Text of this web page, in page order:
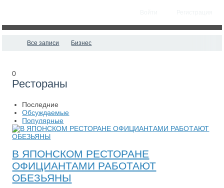
Все записи Бизнес
0
Рестораны
Последние
Обсуждаемые
Популярные
В ЯПОНСКОМ РЕСТОРАНЕ
ОФИЦИАНТАМИ РАБОТАЮТ
ОБЕЗЬЯНЫ